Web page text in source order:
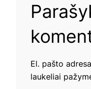
El. pašto
laukeliai